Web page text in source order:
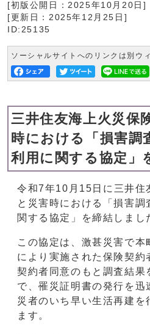
[初版公開日：2025年10月20日 ]
[更新日： 2025年12月25日 ]
ID:25135
ソーシャルサイトへのリンクは別ウ
三井住友海上火災保
時における「損害調
利用に関する協定」
令和7年10月15日に三井住
と災害時における「損害調
関する協定」を締結しまし
この協定は、激甚災害で本
により実施された保険契約
契約者同意のもと調査結果
で、罹災証明書の発行を迅
災者のいち早い生活再建を
ます。